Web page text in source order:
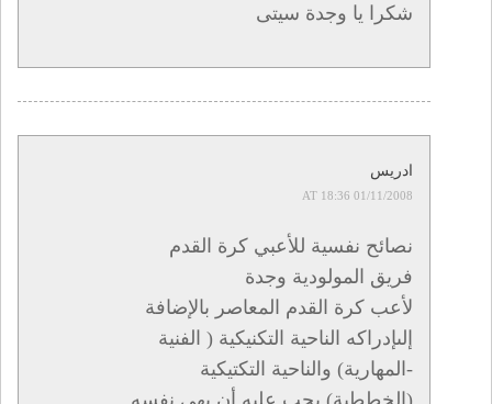
شكرا يا وجدة سيتى
ادريس
01/11/2008 AT 18:36
نصائح نفسية للأعبي كرة القدم
فريق المولودية وجدة
لأعب كرة القدم المعاصر بالإضافة
إلىإدراكه الناحية التكنيكية ( الفنية
-المهارية) والناحية التكتيكية
(الخططية) يجب عليه أن يهي نفسه